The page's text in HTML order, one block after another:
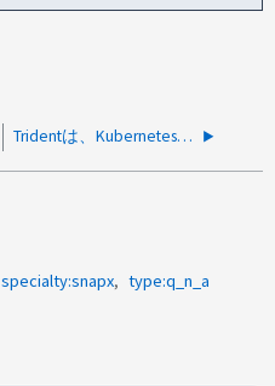
Tridentは、Kubernetes上で設定を行わずに、Non-Graceful Node Shutdown（NGNS）の設定と連携して動作しますか？
specialty:snapx type:q_n_a